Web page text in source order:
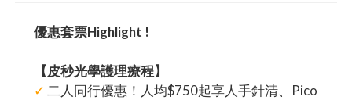
優惠套票Highlight !
【皮秒光學護理療程】
✓ 二人同行優惠！人均$750起享人手針清、Pico